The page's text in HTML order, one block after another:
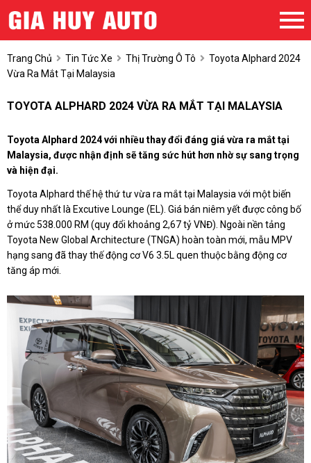
Trang Chủ Tin Tức Xe Thị Trường Ô Tô
Toyota Alphard 2024
Vừa Ra Mắt Tại Malaysia
TOYOTA ALPHARD 2024 VỪA RA MẮT TẠI MALAYSIA
Toyota Alphard 2024 với nhiều thay đổi đáng giá vừa ra mắt tại
Malaysia, được nhận định sẽ tăng sức hút hơn nhờ sự sang trọng
và hiện đại.
Toyota Alphard thế hệ thứ tư vừa ra mắt tại Malaysia với một biến
thể duy nhất là Excutive Lounge (EL). Giá bán niêm yết được công bố
ở mức 538.000 RM (quy đổi khoảng 2,67 tỷ VNĐ). Ngoài nền tảng
Toyota New Global Architecture (TNGA) hoàn toàn mới, mẫu MPV
hạng sang đã thay thế động cơ V6 3.5L quen thuộc bằng động cơ
tăng áp mới.